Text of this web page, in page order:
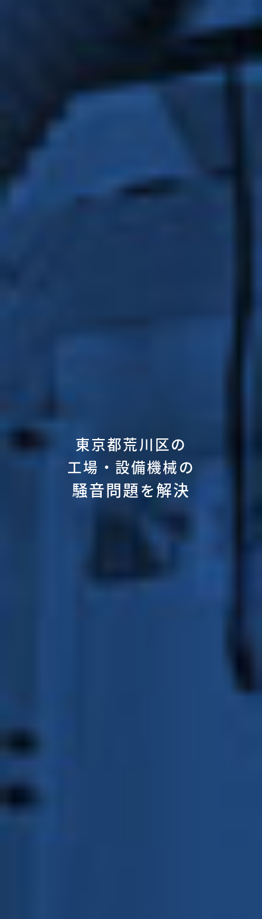
東京都荒川区の
工場・設備機械の
騒音問題を解決